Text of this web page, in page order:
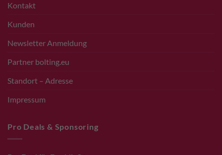
Kontakt
Kunden
Newsletter Anmeldung
Partner bolting.eu
Standort – Adresse
Impressum
Pro Deals & Sponsoring